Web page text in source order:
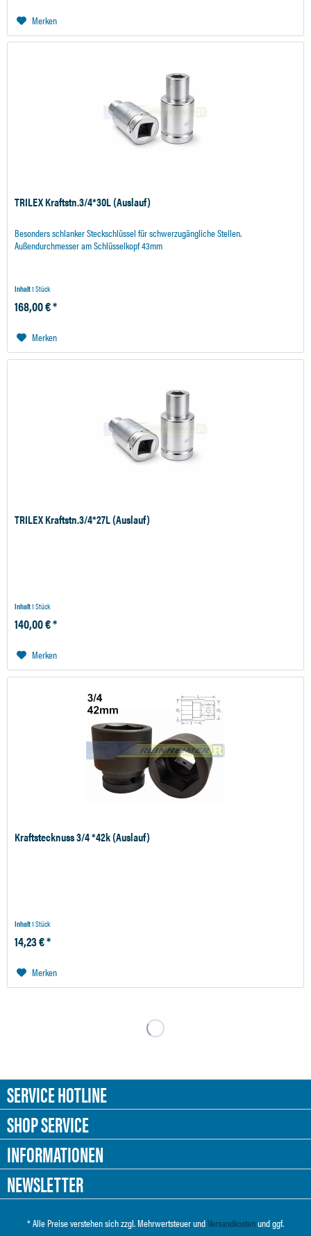
Merken
TRILEX Kraftstn.3/4*30L (Auslauf)
Besonders schlanker Steckschlüssel für schwerzugängliche Stellen.
Außendurchmesser am Schlüsselkopf 43mm
Inhalt1 Stück
168,00 € *
Merken
TRILEX Kraftstn.3/4*27L (Auslauf)
Inhalt1 Stück
140,00 € *
Merken
Kraftstecknuss 3/4 *42k (Auslauf)
Inhalt1 Stück
14,23 € *
Merken
SERVICE HOTLINE
SHOP SERVICE
INFORMATIONEN
NEWSLETTER
* Alle Preise verstehen sich zzgl. Mehrwertsteuer undVersandkostenund ggf.